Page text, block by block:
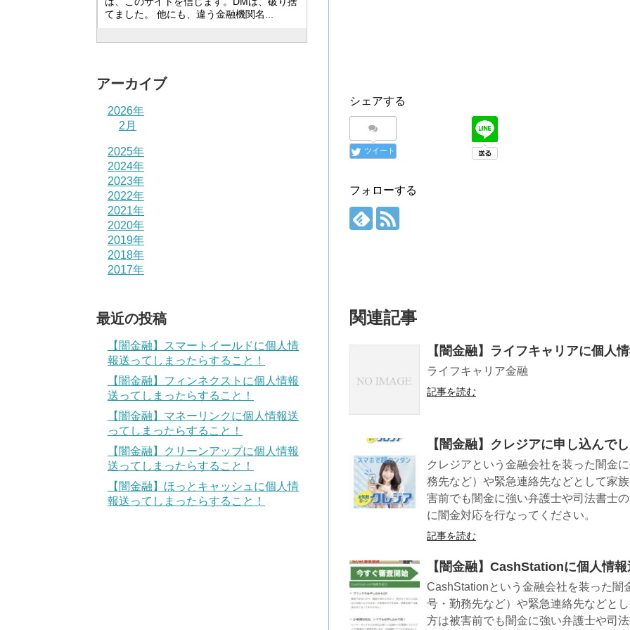
シェアする
ツイート
フォローする
関連記事
【闇金融】ライフキャリアに個人
ライフキャリア金融
記事を読む
【闇金融】クレジアに申し込んで
クレジアという金融会社を装った闇金
務先など）や緊急連絡先などとして家
害前でも闇金に強い弁護士や司法書士
に闇金対応を行なってください。
記事を読む
【闇金融】CashStationに個人情
CashStationという金融会社を装った闇
号・勤務先など）や緊急連絡先などと
方は被害前でも闇金に強い弁護士や司
てました。 他にも、違う金融機関名...
アーカイブ
2026年
2月
2025年
2024年
2023年
2022年
2021年
2020年
2019年
2018年
2017年
最近の投稿
【闇金融】スマートイールドに個人情
報送ってしまったらすること！
【闇金融】フィンネクストに個人情報
送ってしまったらすること！
【闇金融】マネーリンクに個人情報送
ってしまったらすること！
【闇金融】クリーンアップに個人情報
送ってしまったらすること！
【闇金融】ほっとキャッシュに個人情
報送ってしまったらすること！